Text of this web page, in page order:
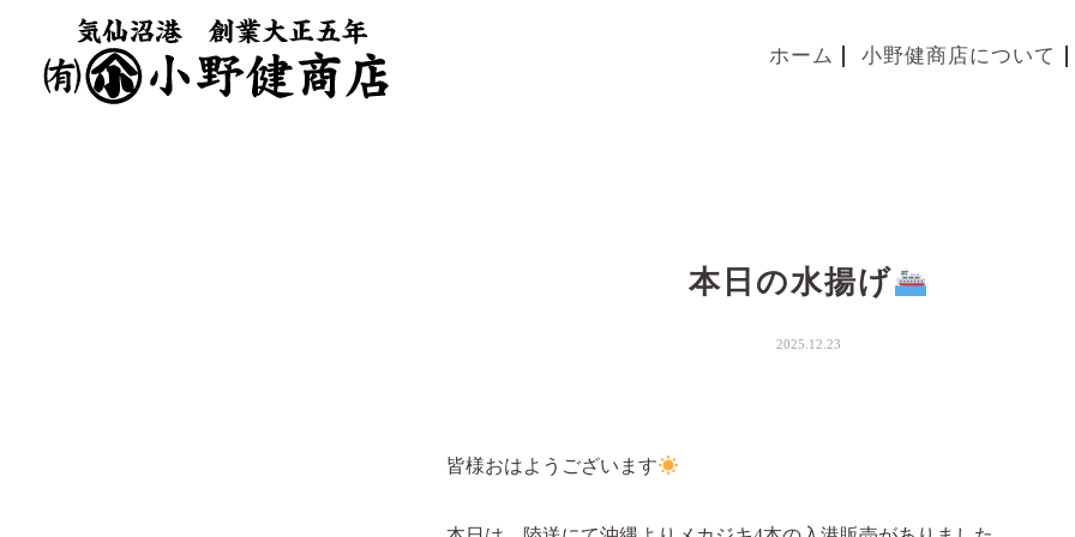
ホーム 小野健商店について
本日の水揚げ
2025.12.23
皆様おはようございます